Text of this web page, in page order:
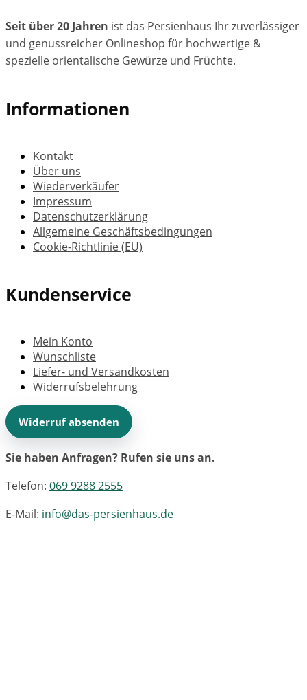
Seit über 20 Jahren ist das Persienhaus Ihr zuverlässiger
und genussreicher Onlineshop für hochwertige &
spezielle orientalische Gewürze und Früchte.
Informationen
Kontakt
Über uns
Wiederverkäufer
Impressum
Datenschutzerklärung
Allgemeine Geschäftsbedingungen
Cookie-Richtlinie (EU)
Kundenservice
Mein Konto
Wunschliste
Liefer- und Versandkosten
Widerrufsbelehrung
Widerruf absenden
Sie haben Anfragen? Rufen sie uns an.
Telefon: 069 9288 2555
E-Mail: info@das-persienhaus.de